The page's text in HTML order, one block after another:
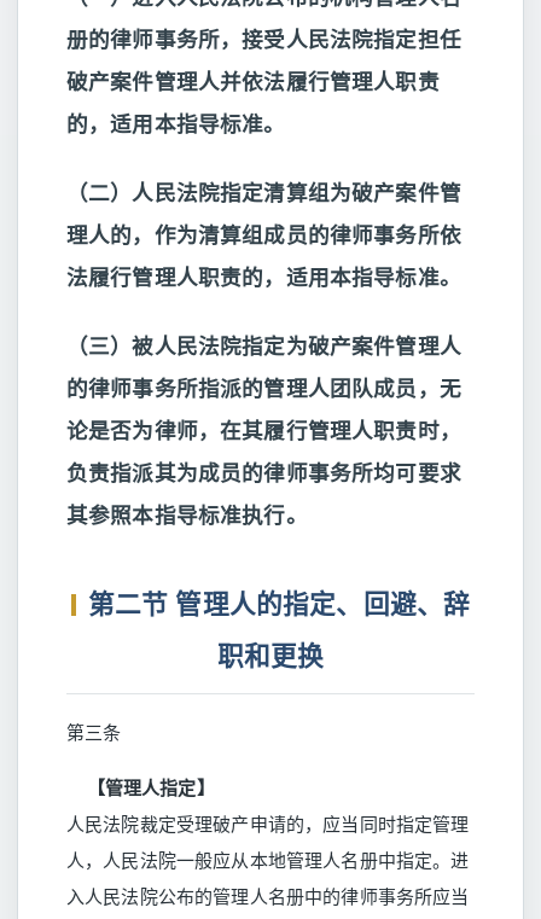
册的律师事务所，接受人民法院指定担任
破产案件管理人并依法履行管理人职责
的，适用本指导标准。
（二）人民法院指定清算组为破产案件管
理人的，作为清算组成员的律师事务所依
法履行管理人职责的，适用本指导标准。
（三）被人民法院指定为破产案件管理人
的律师事务所指派的管理人团队成员，无
论是否为律师，在其履行管理人职责时，
负责指派其为成员的律师事务所均可要求
其参照本指导标准执行。
第二节 管理人的指定、回避、辞
职和更换
第三条
【管理人指定】
人民法院裁定受理破产申请的，应当同时指定管理
人，人民法院一般应从本地管理人名册中指定。进
入人民法院公布的管理人名册中的律师事务所应当